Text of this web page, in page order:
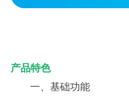
产品特色
一、基础功能